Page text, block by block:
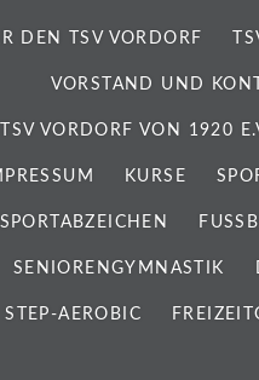
DEN TSV VORDORF
VORSTAND UND
VORDORF VON 1920
KURSE
SPORTABZEICHEN
SENIORENGYMNASTIK
STEP-AEROBIC